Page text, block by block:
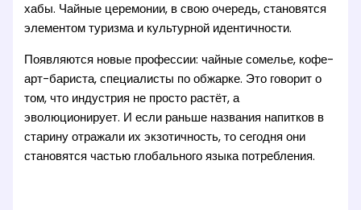
хабы. Чайные церемонии, в свою очередь, становятся
элементом туризма и культурной идентичности.
Появляются новые профессии: чайные сомелье, кофе-
арт-бариста, специалисты по обжарке. Это говорит о
том, что индустрия не просто растёт, а
эволюционирует. И если раньше названия напитков в
старину отражали их экзотичность, то сегодня они
становятся частью глобального языка потребления.